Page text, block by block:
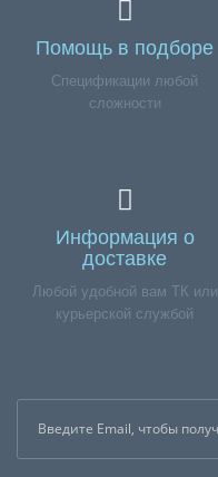
Помощь в подборе
Спецификации любой
сложности
Информация о
доставке
Любой удобной вам ТК или
курьерской службой